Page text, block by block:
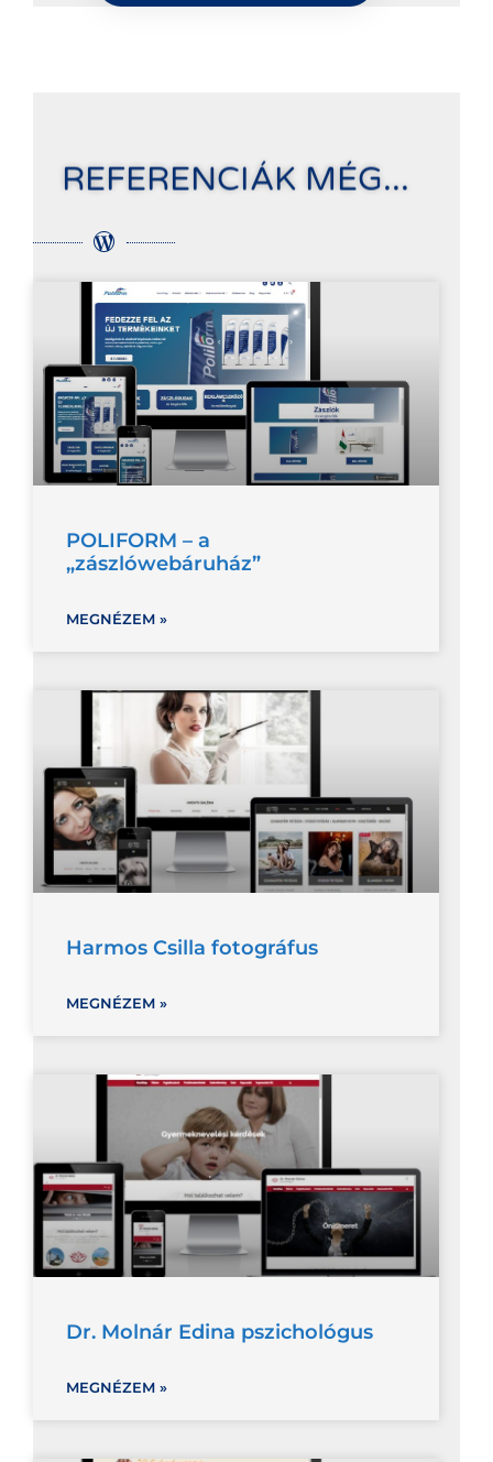
REFERENCIÁK MÉG...
POLIFORM – a
„zászlówebáruház”
MEGNÉZEM »
Harmos Csilla fotográfus
MEGNÉZEM »
Dr. Molnár Edina pszichológus
MEGNÉZEM »